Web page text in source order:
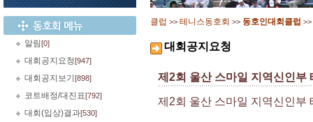
알림[0]
대회공지요청[947]
대회공지보기 [898]
코트배정/대진표[792]
대회(입상)결과[530]
클럽 >> 테니스동호회 >> 동호인대회클럽 >>
대회공지요청
제2회 울산 스마일 지역신인부
제2회 울산 스마일 지역신인부